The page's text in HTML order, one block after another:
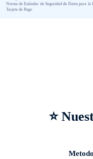
Norma de Estándar de Seguridad de Datos para la
Tarjeta de Pago
⭐